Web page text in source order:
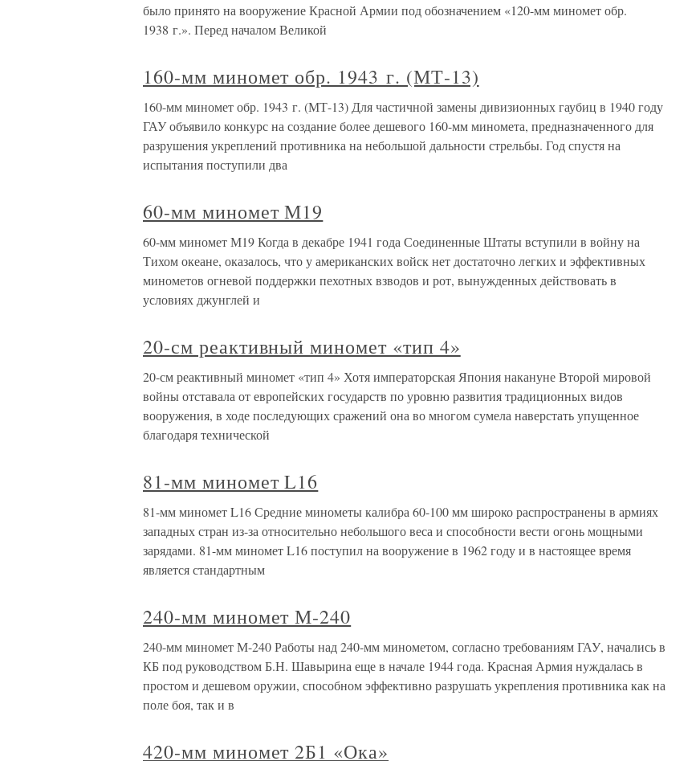
было принято на вооружение Красной Армии под обозначением «120-мм миномет обр.
1938 г.». Перед началом Великой
160-мм миномет обр. 1943 г. (МТ-13)
160-мм миномет обр. 1943 г. (МТ-13) Для частичной замены дивизионных гаубиц в 1940 году
ГАУ объявило конкурс на создание более дешевого 160-мм миномета, предназначенного для
разрушения укреплений противника на небольшой дальности стрельбы. Год спустя на
испытания поступили два
60-мм миномет М19
60-мм миномет М19 Когда в декабре 1941 года Соединенные Штаты вступили в войну на
Тихом океане, оказалось, что у американских войск нет достаточно легких и эффективных
минометов огневой поддержки пехотных взводов и рот, вынужденных действовать в
условиях джунглей и
20-см реактивный миномет «тип 4»
20-см реактивный миномет «тип 4» Хотя императорская Япония накануне Второй мировой
войны отставала от европейских государств по уровню развития традиционных видов
вооружения, в ходе последующих сражений она во многом сумела наверстать упущенное
благодаря технической
81-мм миномет L16
81-мм миномет L16 Средние минометы калибра 60-100 мм широко распространены в армиях
западных стран из-за относительно небольшого веса и способности вести огонь мощными
зарядами. 81-мм миномет L16 поступил на вооружение в 1962 году и в настоящее время
является стандартным
240-мм миномет М-240
240-мм миномет М-240 Работы над 240-мм минометом, согласно требованиям ГАУ, начались в
КБ под руководством Б.Н. Шавырина еще в начале 1944 года. Красная Армия нуждалась в
простом и дешевом оружии, способном эффективно разрушать укрепления противника как на
поле боя, так и в
420-мм миномет 2Б1 «Ока»